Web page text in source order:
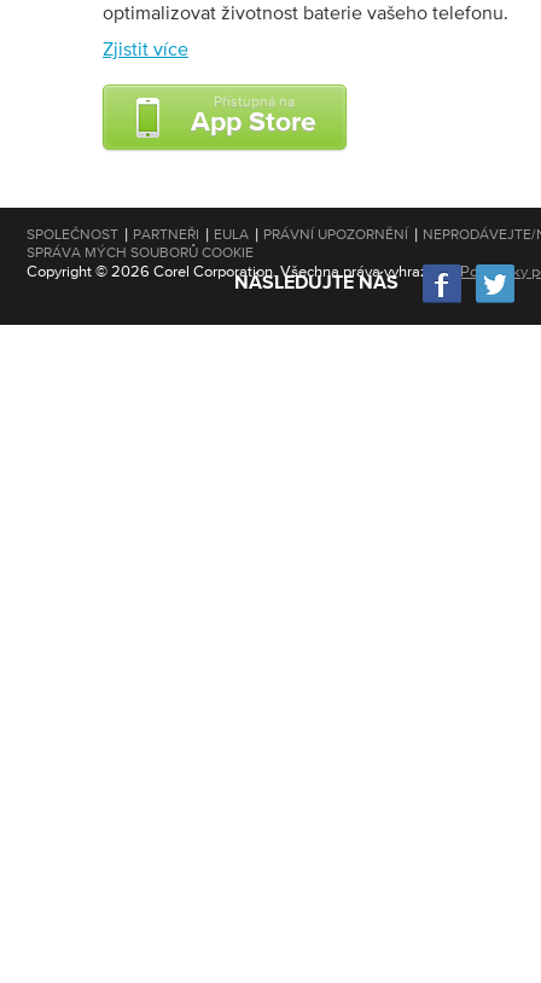
optimalizovat životnost baterie vašeho telefonu.
Zjistit více
Přístupná na
App Store
SPOLEČNOST | PARTNEŘI | EULA | PRÁVNÍ UPOZORNĚNÍ |
SPRÁVA MÝCH SOUBORŮ COOKIE
Copyright © 2026 Corel Corporation. Všechna práva vyhrazena.Podmínky
NÁSLEDUJTE NÁS